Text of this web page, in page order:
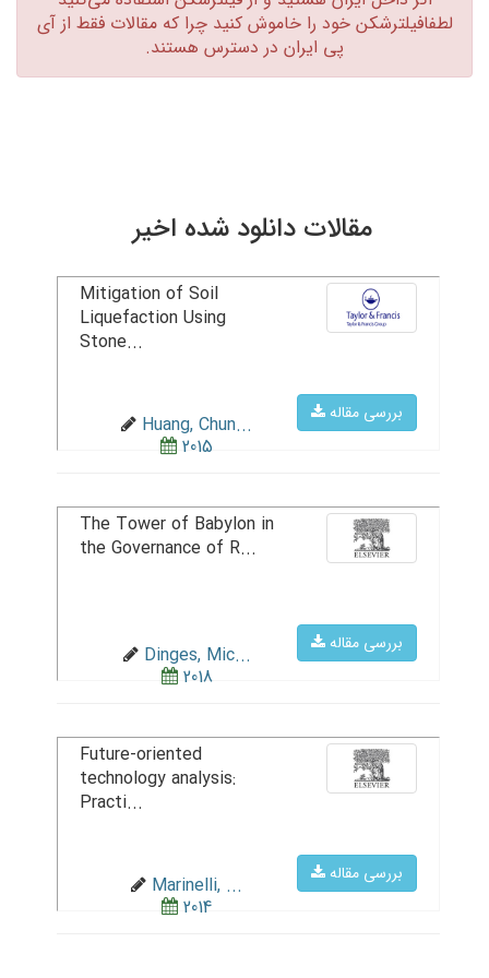
لطفافیلترشکن خود را خاموش کنید چرا که مقالات فقط از آی
پی ایران در دسترس هستند.‏
مقالات دانلود شده اخیر
بررسی مقاله
Mitigation of Soil
Liquefaction Using
Stone...
Huang, Chun...
2015
بررسی مقاله
The Tower of Babylon in
the Governance of R...
Dinges, Mic...
2018
بررسی مقاله
Future-oriented
technology analysis:
Practi...
Marinelli, ...
2014